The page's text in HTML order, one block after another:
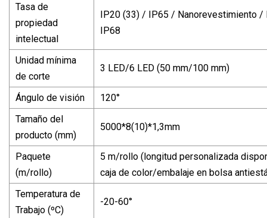
Tasa de
propiedad
intelectual
IP20 (33) / IP65 / Nanorevestimiento /
IP68
Unidad mínima
de corte
3 LED/6 LED (50 mm/100 mm)
Ángulo de visión
120°
Tamaño del
producto (mm)
5000*8(10)*1,3mm
Paquete
(m/rollo)
5 m/rollo (longitud personalizada
caja de color/embalaje en bolsa
Temperatura de
Trabajo (ºC)
-20-60°